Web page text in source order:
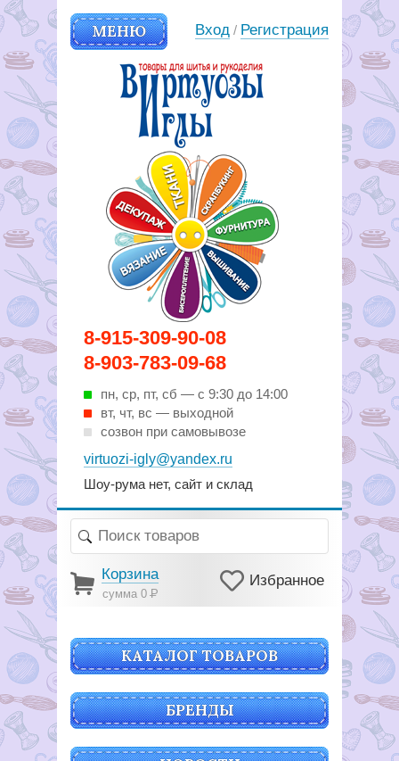
8-915-309-90-08
8-903-783-09-68
пн, ср, пт, cб — с 9:30 до 14:00
вт, чт, вс — выходной
созвон при самовывозе
virtuozi-igly@yandex.ru
Шоу-рума нет, сайт и склад
МЕНЮ
Вирутозы иглы. Товары для
шитья и рукоделья
Вход / Регистрация
Корзина
сумма 0Р
Избранное
КАТАЛОГ ТОВАРОВ
БРЕНДЫ